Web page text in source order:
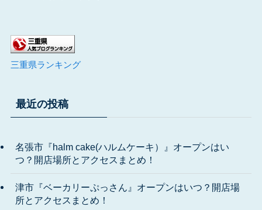
三重県ランキング
最近の投稿
名張市『halm cake(ハルムケーキ）』オープンはい
つ？開店場所とアクセスまとめ！
津市『ベーカリーぷっさん』オープンはいつ？開店場
所とアクセスまとめ！